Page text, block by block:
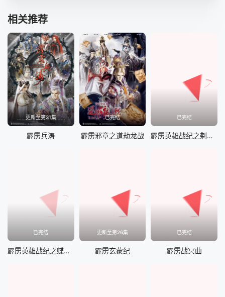
相关推荐
更新至第31集
霹雳兵涛
已完结
霹雳邪章之道劫龙战
已完结
霹雳英雄战纪之刜伐世界
已完结
霹雳英雄战纪之蝶龙之乱
更新至第26集
霹雳玄蒙纪
已完结
霹雳战冥曲